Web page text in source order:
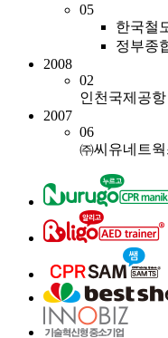
05
한국철
정부종
2008
02
인천국제공
2007
06
㈜씨유네트